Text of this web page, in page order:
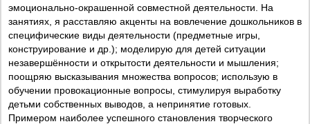
эмоционально-окрашенной совместной деятельности. На
занятиях, я расставляю акценты на вовлечение дошкольников в
специфические виды деятельности (предметные игры,
конструирование и др.); моделирую для детей ситуации
незавершённости и открытости деятельности и мышления;
поощряю высказывания множества вопросов; использую в
обучении провокационные вопросы, стимулируя выработку
детьми собственных выводов, а непринятие готовых.
Примером наиболее успешного становления творческого